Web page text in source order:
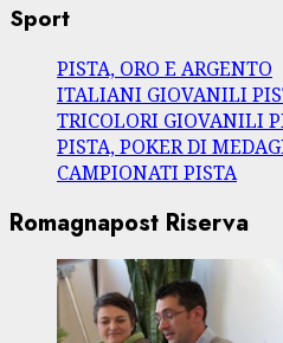
Sport
PISTA, ORO E ARGENTO
ITALIANI GIOVANILI
TRICOLORI GIOVANILI
PISTA, POKER DI
CAMPIONATI PISTA
Romagnapost Riserva